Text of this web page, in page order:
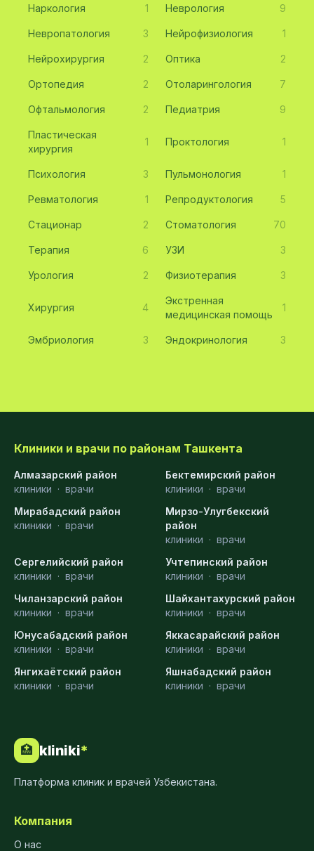
Наркология 1 Неврология 9
Невропатология 3 Нейрофизиология 1
Нейрохирургия 2 Оптика 2
Ортопедия 2 Отоларингология 7
Офтальмология 2 Педиатрия 9
Пластическая
хирургия
1 Проктология 1
Психология 3 Пульмонология 1
Ревматология 1 Репродуктология 5
Стационар 2 Стоматология 70
Терапия 6 УЗИ 3
Урология 2 Физиотерапия 3
Хирургия 4
Экстренная
медицинская помощь
1
Эмбриология 3 Эндокринология 3
Клиники и врачи по районам Ташкента
Алмазарский район
клиники · врачи
Бектемирский район
клиники · врачи
Мирабадский район
клиники · врачи
Мирзо-Улугбекский
район
клиники · врачи
Сергелийский район
клиники · врачи
Учтепинский район
клиники · врачи
Чиланзарский район
клиники · врачи
Шайхантахурский район
клиники · врачи
Юнусабадский район
клиники · врачи
Яккасарайский район
клиники · врачи
Янгихаётский район
клиники · врачи
Яшнабадский район
клиники · врачи
🏥 kliniki*
Платформа клиник и врачей Узбекистана.
Компания
О нас